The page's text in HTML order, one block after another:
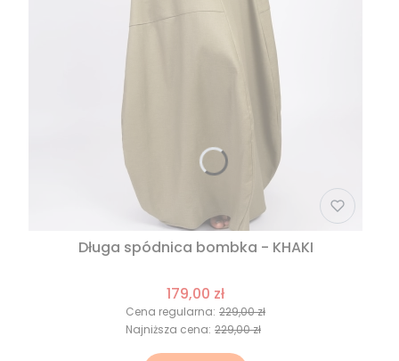
Długa spódnica bombka - KHAKI
179,00 zł
Cena regularna: 229,00 zł
Najniższa cena: 229,00 zł